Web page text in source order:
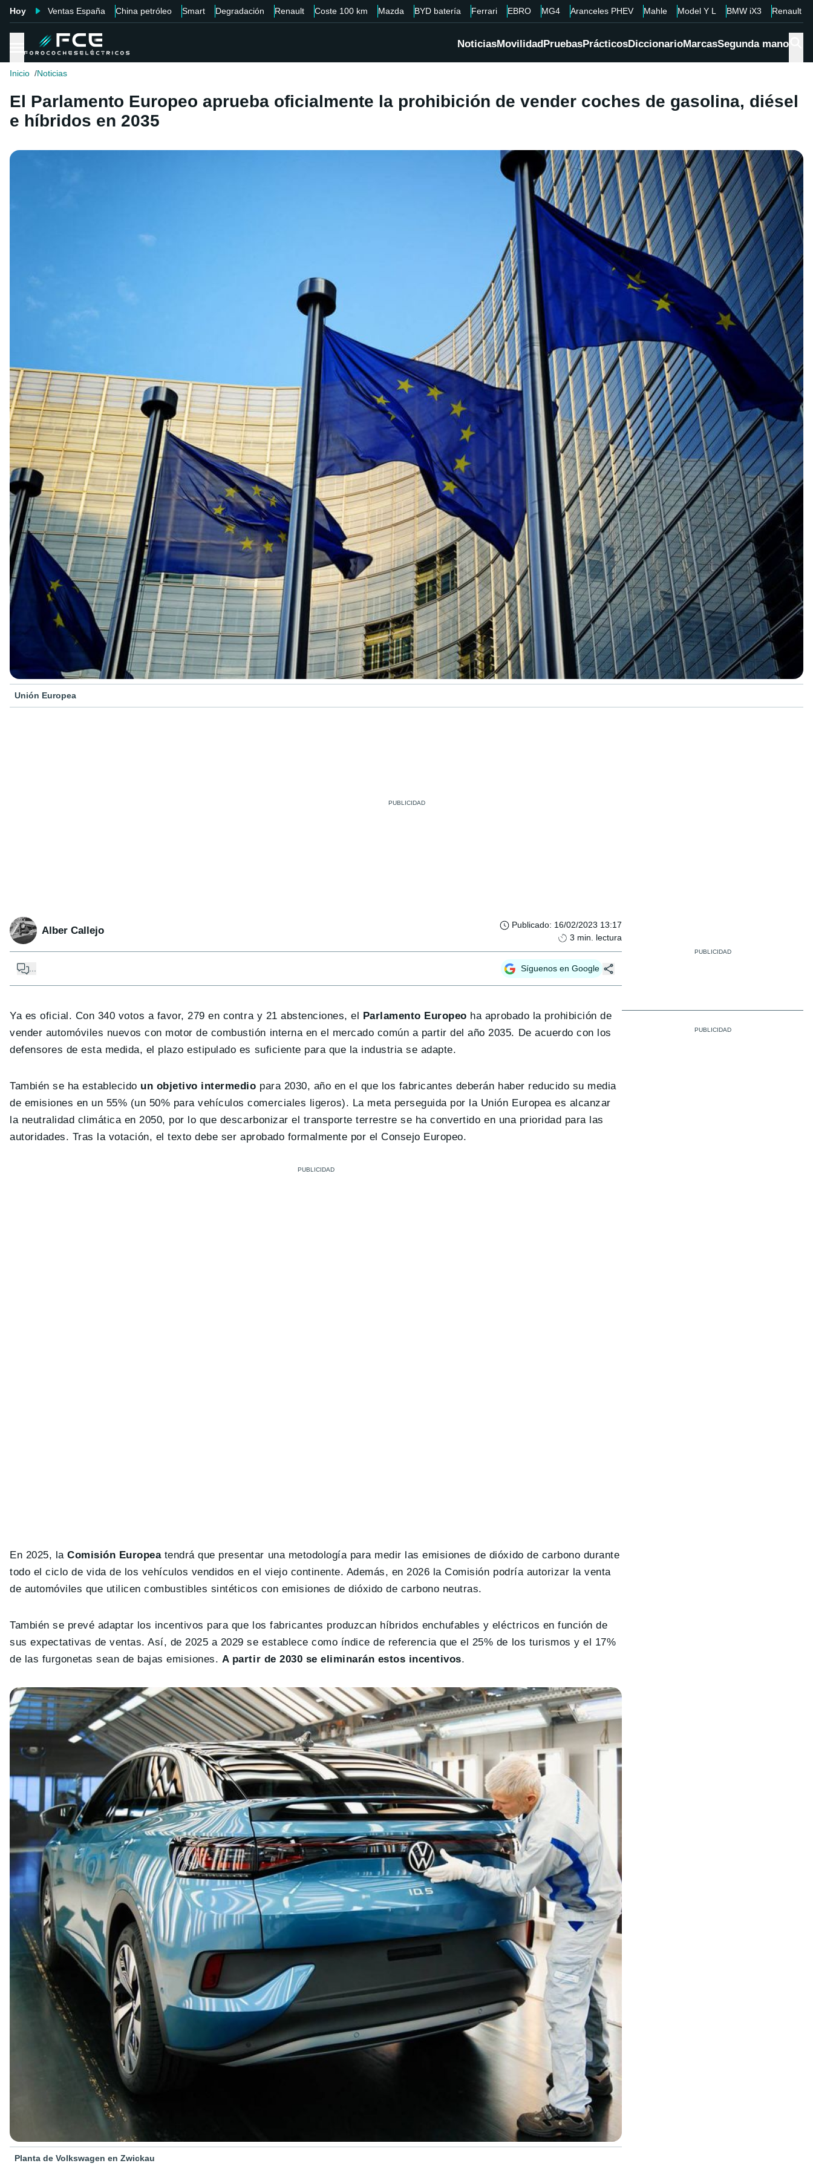
Hoy Ventas España China petróleo Smart Degradación Renault Coste 100 km Mazda BYD batería Ferrari EBRO MG4 Aranceles PHEV Mahle Model Y L BMW iX3 Renault
NoticiasMovilidadPruebasPrácticosDiccionarioMarcasSegunda mano
Inicio Noticias
El Parlamento Europeo aprueba oficialmente la prohibición de vender coches de gasolina, diésel
e híbridos en 2035
Unión Europea
Alber Callejo Publicado: 16/02/2023 13:17
3 min. lectura
... Síguenos en Google
Ya es oficial. Con 340 votos a favor, 279 en contra y 21 abstenciones, el Parlamento Europeo ha aprobado la prohibición de
vender automóviles nuevos con motor de combustión interna en el mercado común a partir del año 2035. De acuerdo con los
defensores de esta medida, el plazo estipulado es suficiente para que la industria se adapte.
También se ha establecido un objetivo intermedio para 2030, año en el que los fabricantes deberán haber reducido su media
de emisiones en un 55% (un 50% para vehículos comerciales ligeros). La meta perseguida por la Unión Europea es alcanzar
la neutralidad climática en 2050, por lo que descarbonizar el transporte terrestre se ha convertido en una prioridad para las
autoridades. Tras la votación, el texto debe ser aprobado formalmente por el Consejo Europeo.
En 2025, laComisión Europeatendrá que presentar una metodología para medir las emisiones de dióxido de carbono durante
todo el ciclo de vida de los vehículos vendidos en el viejo continente. Además, en 2026 la Comisión podría autorizar la venta
de automóviles que utilicen combustibles sintéticos con emisiones de dióxido de carbono neutras.
También se prevé adaptar los incentivos para que los fabricantes produzcan híbridos enchufables y eléctricos en función de
sus expectativas de ventas. Así, de 2025 a 2029 se establece como índice de referencia que el 25% de los turismos y el 17%
de las furgonetas sean de bajas emisiones. A partir de 2030 se eliminarán estos incentivos.
Planta de Volkswagen en Zwickau